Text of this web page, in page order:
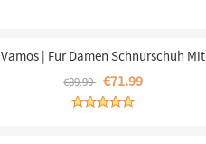
Vamos | Fur Damen Schnurschuh Mit
Seitlichem Reissverschluss - Grau
€89.99 €71.99